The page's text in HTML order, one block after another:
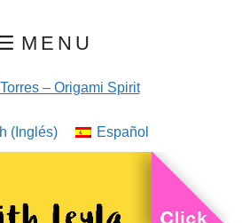
MENU
( Inglés) Español